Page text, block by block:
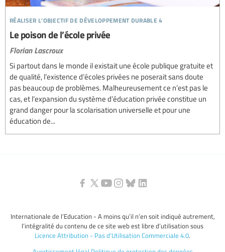
réaliser l’objectif de développement durable 4
Le poison de l’école privée
Florian Lascroux
Si partout dans le monde il existait une école publique gratuite et
de qualité, l’existence d’écoles privées ne poserait sans doute
pas beaucoup de problèmes. Malheureusement ce n’est pas le
cas, et l’expansion du système d’éducation privée constitue un
grand danger pour la scolarisation universelle et pour une
éducation de...
Internationale de l’Education - A moins qu’il n’en soit indiqué autrement,
l’intégralité du contenu de ce site web est libre d’utilisation sous
Licence Attribution - Pas d’Utilisation Commerciale 4.0.